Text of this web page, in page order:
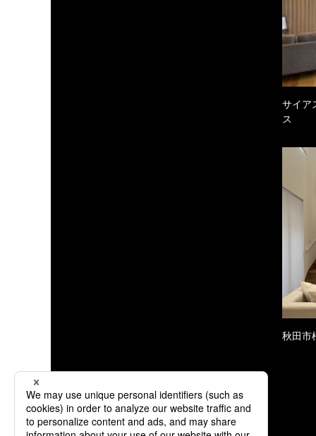
サイア
ス
秋田市